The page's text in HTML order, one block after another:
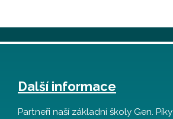
Další informace
Partneři naší základní školy Gen. Píky